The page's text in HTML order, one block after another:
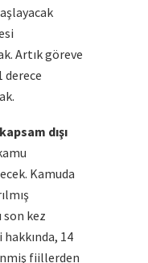
Artık göreve
derece
dışı
Kamuda
son kez
14
fiillerden